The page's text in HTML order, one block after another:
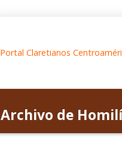
Archivo de
Home> Archivo de Homilías>